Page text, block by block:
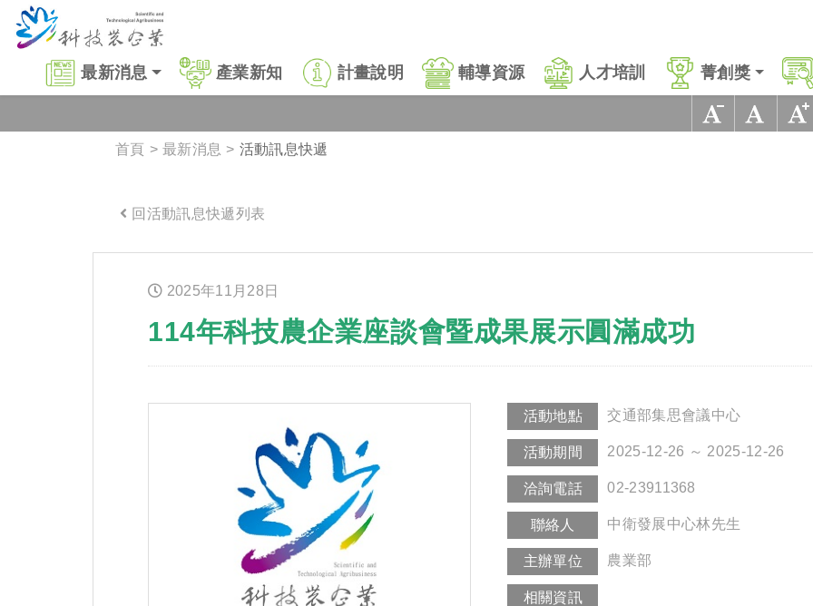
跳到主要內容區塊
最新消息 產業新知 計畫說明 輔導資源 人才培訓 菁創獎
首頁 最新消息 活動訊息快遞
回活動訊息快遞列表
2025年11 月 28 日
114年科技農企業座談會暨成果展示圓滿成功
活動地點 交通部集思會議中心
活動期間 2025-12-26 ～ 2025-12-26
洽詢電話 02-23911368
聯絡人 中衛發展中心林先生
主辦單位 農業部
相關資訊